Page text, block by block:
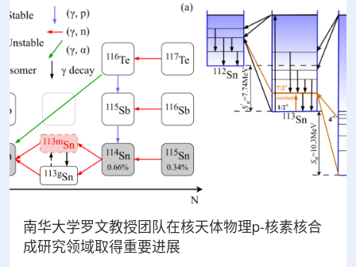
南华大学罗文教授团队在核天体物理p-核素核合
成研究领域取得重要进展